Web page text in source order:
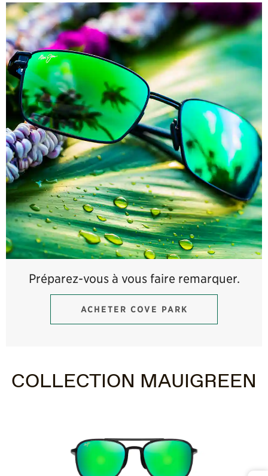
Préparez-vous à vous faire remarquer.
ACHETER COVE PARK
COLLECTION MAUIGREEN